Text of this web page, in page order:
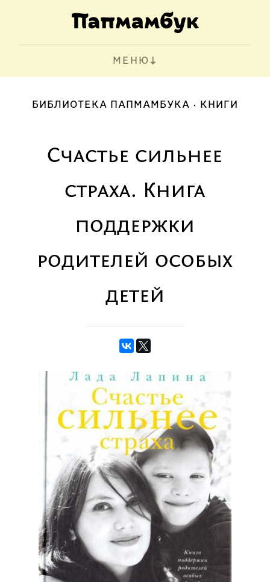
МЕНЮ
БИБЛИОТЕКА ПАПМАМБУКА КНИГИ
Счастье сильнее
страха. Книга
поддержки
родителей особых
детей